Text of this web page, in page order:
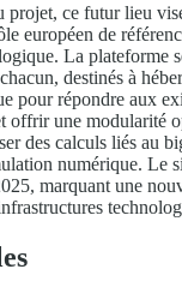
projet, ce futur lieu
européen de
La plateforme
destinés à
pour répondre aux
offrir une modularité
des calculs liés au
numérique. Le
marquant une